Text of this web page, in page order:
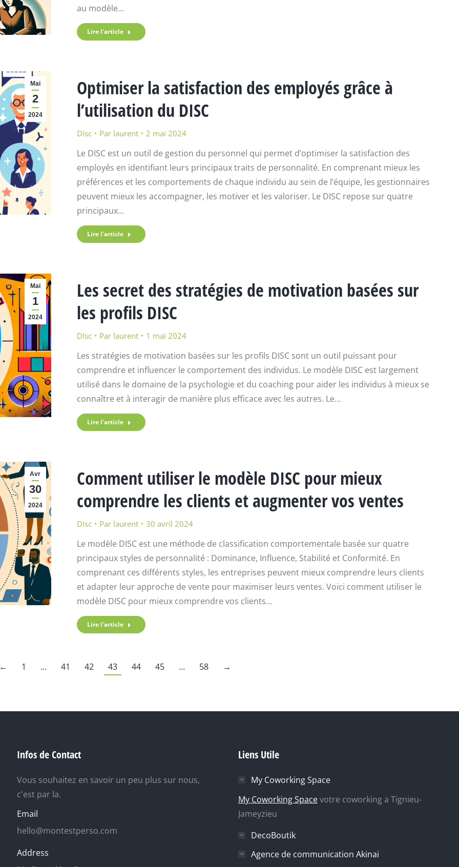
au modèle…
Lire l'article
Mai
2
2024
Optimiser la satisfaction des employés grâce à
l’utilisation du DISC
DIsc Par laurent 2 mai 2024
Le DISC est un outil de gestion du personnel qui permet d’optimiser la satisfaction des
employés en identifiant leurs principaux traits de personnalité. En comprenant mieux les
préférences et les comportements de chaque individu au sein de l’équipe, les gestionnaires
peuvent mieux les accompagner, les motiver et les valoriser. Le DISC repose sur quatre
principaux…
Lire l'article
Mai
1
2024
Les secret des stratégies de motivation basées sur
les profils DISC
DIsc Par laurent 1 mai 2024
Les stratégies de motivation basées sur les profils DISC sont un outil puissant pour
comprendre et influencer le comportement des individus. Le modèle DISC est largement
utilisé dans le domaine de la psychologie et du coaching pour aider les individus à mieux se
connaître et à interagir de manière plus efficace avec les autres. Le…
Lire l'article
Avr
30
2024
Comment utiliser le modèle DISC pour mieux
comprendre les clients et augmenter vos ventes
DIsc Par laurent 30 avril 2024
Le modèle DISC est une méthode de classification comportementale basée sur quatre
principaux styles de personnalité : Dominance, Influence, Stabilité et Conformité. En
comprenant ces différents styles, les entreprises peuvent mieux comprendre leurs clients
et adapter leur approche de vente pour maximiser leurs ventes. Voici comment utiliser le
modèle DISC pour mieux comprendre vos clients…
Lire l'article
1 … 41 42 43 44 45 … 58 →
Infos de Contact
Vous souhaitez en savoir un peu plus sur nous,
c'est par la.
Email
hello@montestperso.com
Address
Liens Utile
My Coworking Space
My Coworking Spacevotre coworking a Tignieu-
Jameyzieu
DecoBoutik
Agence de communication Akinai